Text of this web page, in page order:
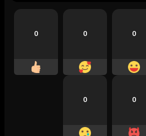
0 0 0
0 0